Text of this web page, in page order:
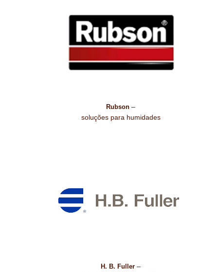
Rubson –
soluções para humidades
H. B. Fuller –